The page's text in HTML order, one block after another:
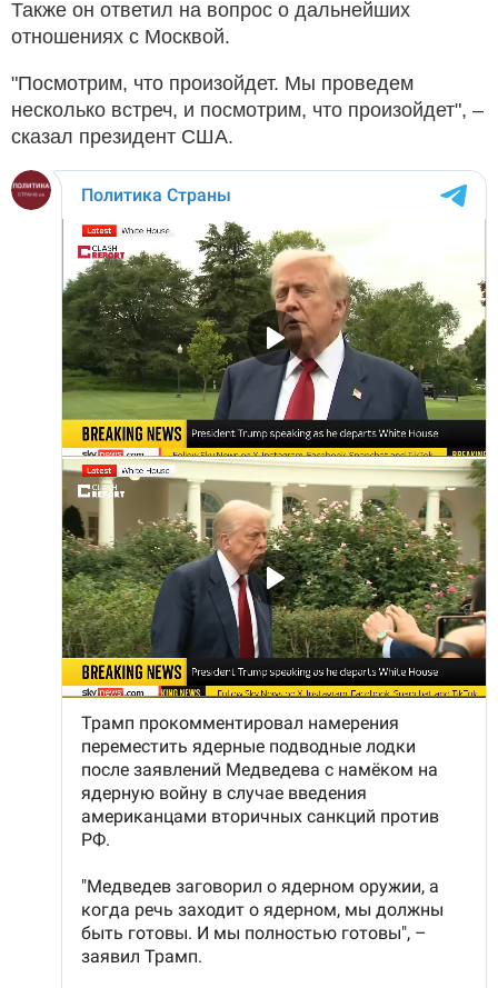
Также он ответил на вопрос о дальнейших
отношениях с Москвой.
"Посмотрим, что произойдет. Мы проведем
несколько встреч, и посмотрим, что произойдет", –
сказал президент США.